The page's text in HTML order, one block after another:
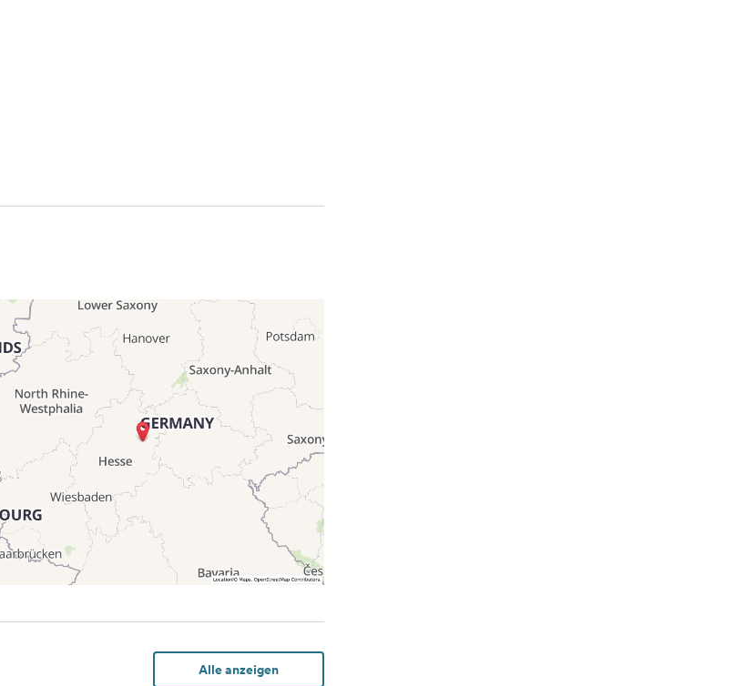
Alle anzeigen